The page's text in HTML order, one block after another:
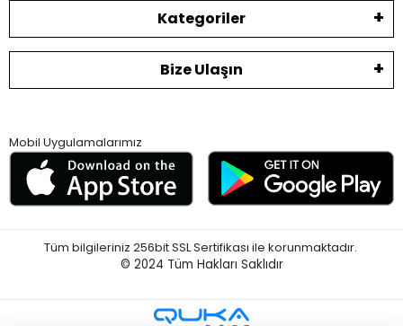
Kategoriler
Bize Ulaşın
Mobil Uygulamalarımız
Tüm bilgileriniz 256bit SSL Sertifikası ile korunmaktadır.
© 2024 Tüm Hakları Saklıdır